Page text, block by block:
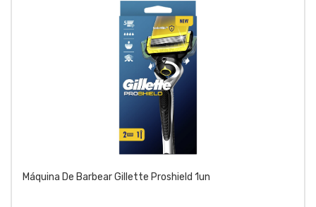
Máquina De Barbear Gillette Proshield 1un